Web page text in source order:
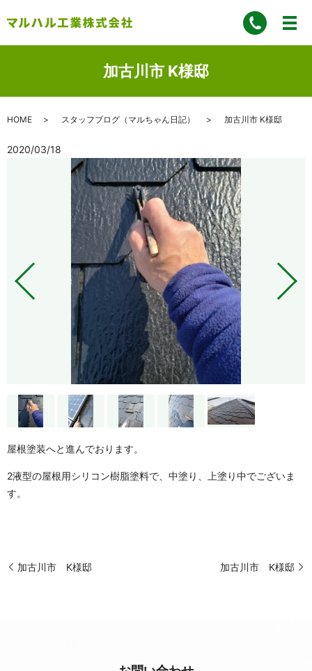
加古川市 K様邸
HOME スタッフブログ（マルちゃん日記） 加古川市 K様邸
2020/03/18
屋根塗装へと進んでおります。
2液型の屋根用シリコン樹脂塗料で、中塗り、上塗り中でございま
す。
加古川市 K様邸 加古川市 K様邸